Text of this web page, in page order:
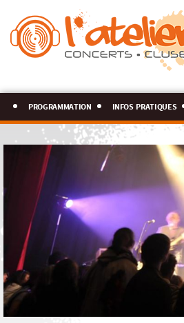
programmation infos pratiques